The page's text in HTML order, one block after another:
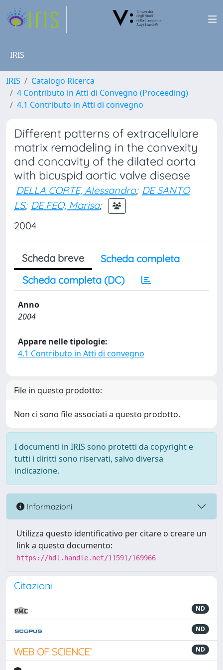
IRIS
IRIS
Catalogo Ricerca
4 Contributo in Atti di Convegno (Proceeding)
4.1 Contributo in Atti di convegno
Different patterns of extracellulare
matrix remodeling in the convexity
and concavity of the dilated aorta
with bicuspid aortic valve disease
DELLA CORTE, Alessandro; DE SANTO
LS; DE FEO, Marisa;
2004
Scheda breve
Scheda completa
Scheda completa (DC)
Anno
2004
Appare nelle tipologie:
4.1 Contributo in Atti di convegno
File in questo prodotto:
Non ci sono file associati a questo prodotto.
I documenti in IRIS sono protetti da copyright e
tutti i diritti sono riservati, salvo diversa
indicazione.
Informazioni
Utilizza questo identificativo per citare o creare un
link a questo documento:
https://hdl.handle.net/11591/169966
Citazioni
ND
ND
ND